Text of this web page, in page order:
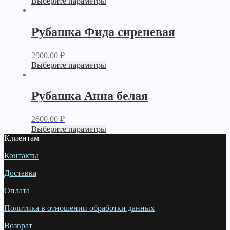
Рубашка Фида сиреневая
2900.00 ₽
Выберите параметры
Рубашка Анна белая
2600.00 ₽
Выберите параметры
Клиентам
Контакты
Доставка
Оплата
Политика в отношении обработки данных
Возврат